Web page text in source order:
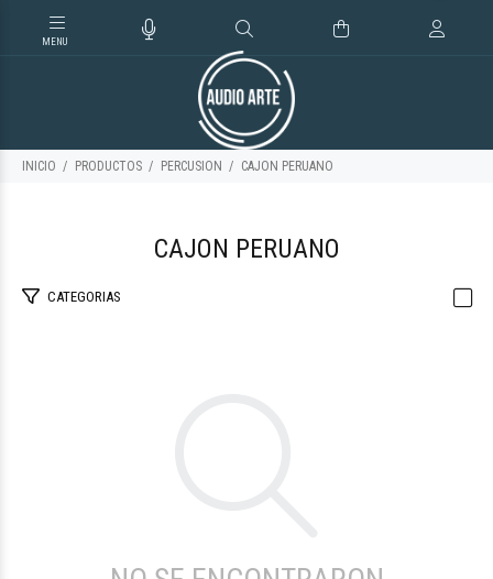
INICIO PRODUCTOS PERCUSION CAJON PERUANO
CAJON PERUANO
CATEGORIAS